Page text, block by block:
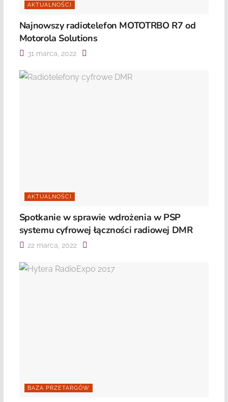
AKTUALNOŚCI
Najnowszy radiotelefon MOTOTRBO R7 od
Motorola Solutions
31 marca, 2022
AKTUALNOŚCI
Spotkanie w sprawie wdrożenia w PSP
systemu cyfrowej łączności radiowej DMR
22 marca, 2022
BAZA PRZETARGÓW